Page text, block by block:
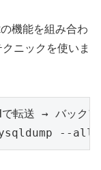
機能を組み合わ
ニックを使いま
転送 → バックア